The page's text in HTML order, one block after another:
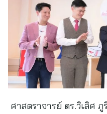
ศาสตราจารย์ ดร.วิเลิศ